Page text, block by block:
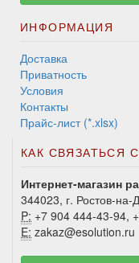
ИНФОРМАЦИЯ
Доставка
Приватность
Условия
Контакты
Прайс-лист (*.xlsx)
КАК СВЯЗАТЬСЯ
Интернет-магазин
344023, г. Ростов-
P: +7 904 444-43-94,
E: zakaz@esolution.ru